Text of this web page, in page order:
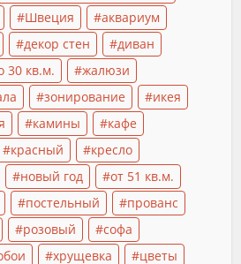
Швеция
аквариум
декор стен
диван
30 кв.м.
жалюзи
зонирование
икея
камины
кафе
красный
кресло
новый год
от 51 кв.м.
постельный
прованс
розовый
софа
хрущевка цветы